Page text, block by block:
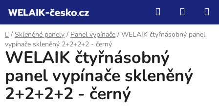
obsah
Hledat
KOŠÍK
Domů
/ Skleněné panely / Panel vypínače / WELAIK čtyřnásobný panel
vypínače skleněný 2+2+2+2 - černý
WELAIK čtyřnásobný
panel vypínače skleněný
2+2+2+2 - černý